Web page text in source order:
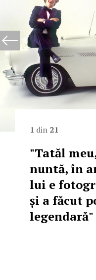
1 din 21
"Tatăl
nuntă, în
lui e
și a făcut
legendară"